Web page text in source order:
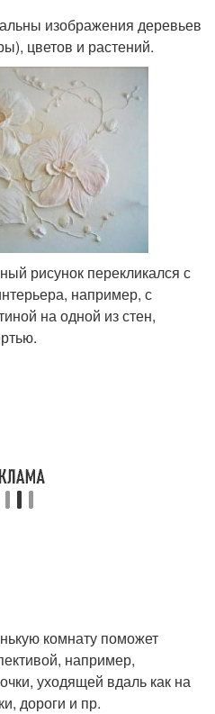
изображения деревьев
цветов и растений.
рисунок перекликался с
например, с
на одной из стен,
комнату поможет
например,
уходящей вдаль как на
дороги и пр.